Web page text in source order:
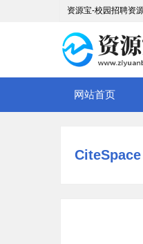
资源宝-校园招聘资
网站首页
CiteSpace